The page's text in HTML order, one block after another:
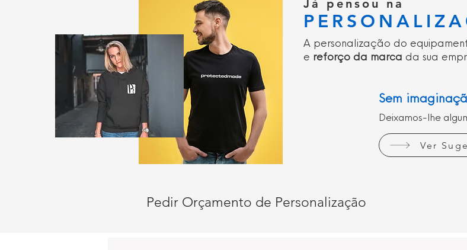
Já pensou na
A personalização do
e reforço da marca da sua
Sem
Deixamos-lhe
Ver
Pedir Orçamento de Personalização